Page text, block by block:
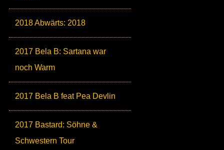
2018 Abwärts: 2018
2017 Bela B: Sartana war
noch Warm
2017 Bela B feat Pea Devlin
2017 Bastard: Söhne &
Schwestern Tour